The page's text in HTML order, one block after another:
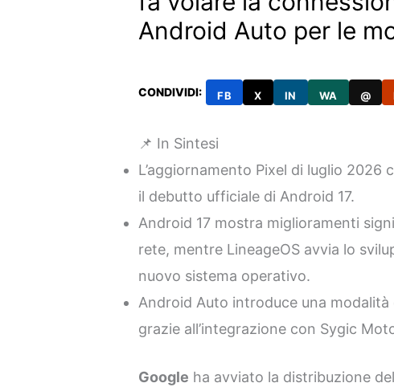
Android Auto per le
CONDIVIDI: FB X IN WA @
📌 In Sintesi
L’aggiornamento Pixel di luglio
il debutto ufficiale di Android 17.
Android 17 mostra miglioramenti
rete, mentre LineageOS avvia lo
nuovo sistema operativo.
Android Auto introduce una
grazie all’integrazione con Sygic
Google ha avviato la distribuzione